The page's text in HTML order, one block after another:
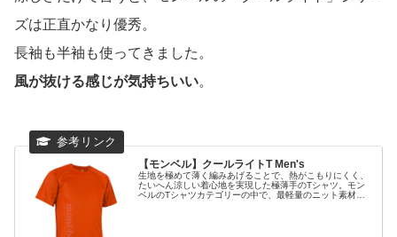
ズは正直かなり優秀。
長袖も半袖も使ってきました。
風が抜ける感じが気持ちいい。
【モンベル】クールライトT Men's
生地を極めて薄く編みあげることで、熱がこもりにくく、
たいへん涼しい着心地を実現した極薄手のTシャツ。モン
ベルのTシャツカテゴリーの中で、最軽量のニット素材を